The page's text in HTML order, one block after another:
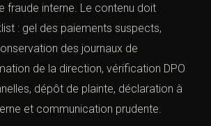
fraude interne. Le contenu doit
: gel des paiements suspects,
des journaux de
de la direction, vérification DPO
dépôt de plainte, déclaration à
et communication prudente.